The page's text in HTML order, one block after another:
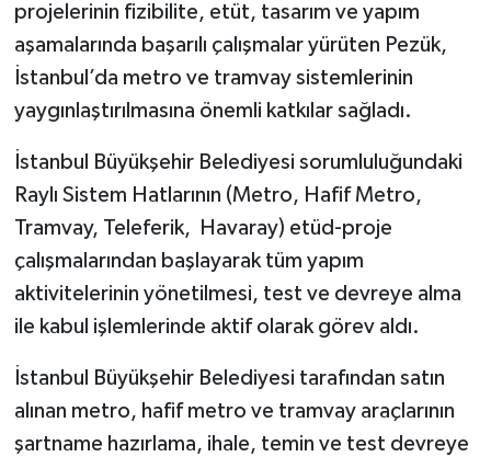
projelerinin fizibilite, etüt, tasarım ve yapım
aşamalarında başarılı çalışmalar yürüten Pezük,
İstanbul’da metro ve tramvay sistemlerinin
yaygınlaştırılmasına önemli katkılar sağladı.
İstanbul Büyükşehir Belediyesi sorumluluğundaki
Raylı Sistem Hatlarının (Metro, Hafif Metro,
Tramvay, Teleferik, Havaray) etüd-proje
çalışmalarından başlayarak tüm yapım
aktivitelerinin yönetilmesi, test ve devreye alma
ile kabul işlemlerinde aktif olarak görev aldı.
İstanbul Büyükşehir Belediyesi tarafından satın
alınan metro, hafif metro ve tramvay araçlarının
şartname hazırlama, ihale, temin ve test devreye